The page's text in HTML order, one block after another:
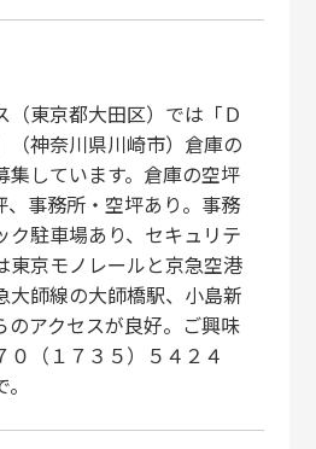
（東京都大田区）では「Ｄ
（神奈川県川崎市）倉庫の
集しています。倉庫の空坪
、事務所・空坪あり。事務
ク駐車場あり、セキュリテ
東京モノレールと京急空港
大師線の大師橋駅、小島新
のアクセスが良好。ご興味
０（１７３５）５４２４